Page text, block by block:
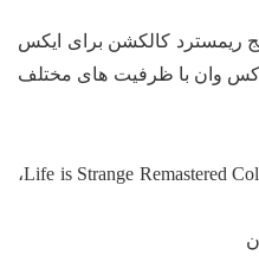
ریمسترد کالکشن برای ایکس
وان با ظرفیت‌ های مختلف
با خرید اکانت قانونی بازی Life is Strange Remastered Collection،